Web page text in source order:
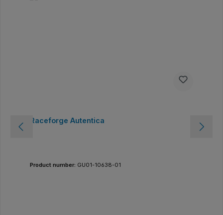
Raceforge Autentica
Product number: GU01-10638-01